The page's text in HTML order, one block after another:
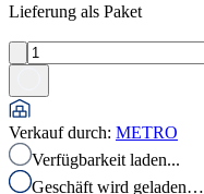
Lieferung als Paket
Verkauf durch: METRO
Verfügbarkeit laden...
Geschäft wird geladen…